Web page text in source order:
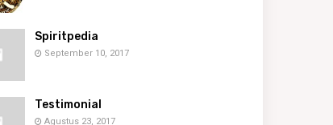
Spiritpedia
September 10, 2017
Testimonial
Agustus 23, 2017